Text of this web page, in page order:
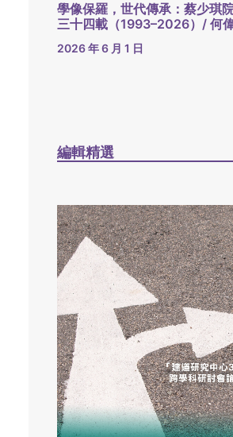
學像保羅，世代傳承：蔡少琪
三十四載（1993–2026）/ 何
2026 年 6 月 1 日
編輯精選